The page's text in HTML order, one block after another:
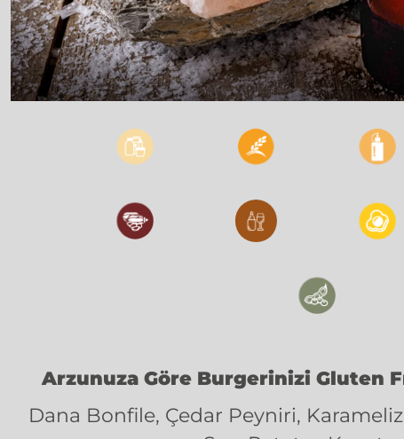
Arzunuza Göre Burgerinizi Gluten
Dana Bonfile, Çedar Peyniri,